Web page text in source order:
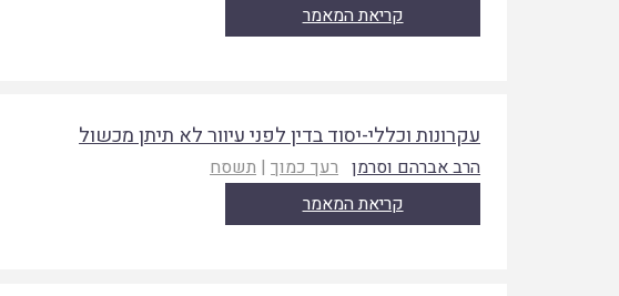
קריאת המאמר
עקרונות וכללי-יסוד בדין לפני עיוור לא תיתן מכשול
הרב אברהם וסרמן רעך כמוך | תשסח
קריאת המאמר